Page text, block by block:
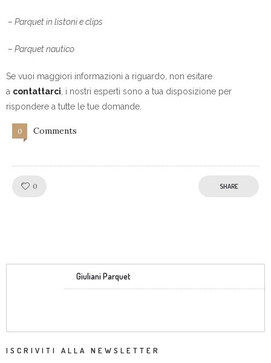
– Parquet in listoni e clips
– Parquet nautico
Se vuoi maggiori informazioni a riguardo, non esitare
a contattarci , i nostri esperti sono a tua disposizione per
rispondere a tutte le tue domande.
0 Comments
0 SHARE
Giuliani Parquet
ISCRIVITI ALLA NEWSLETTER